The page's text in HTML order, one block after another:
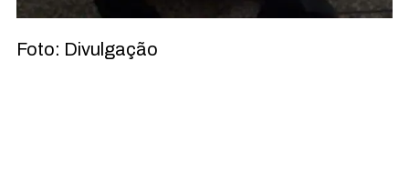
Foto: Divulgação